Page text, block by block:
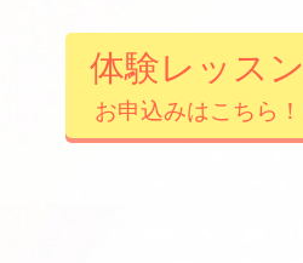
体験レッスン
お申込みはこちら！